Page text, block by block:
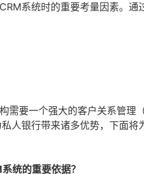
系统时的重要考量因素。
需要一个强大的客户关系管理
人银行带来诸多优势，下面
统的重要依据？